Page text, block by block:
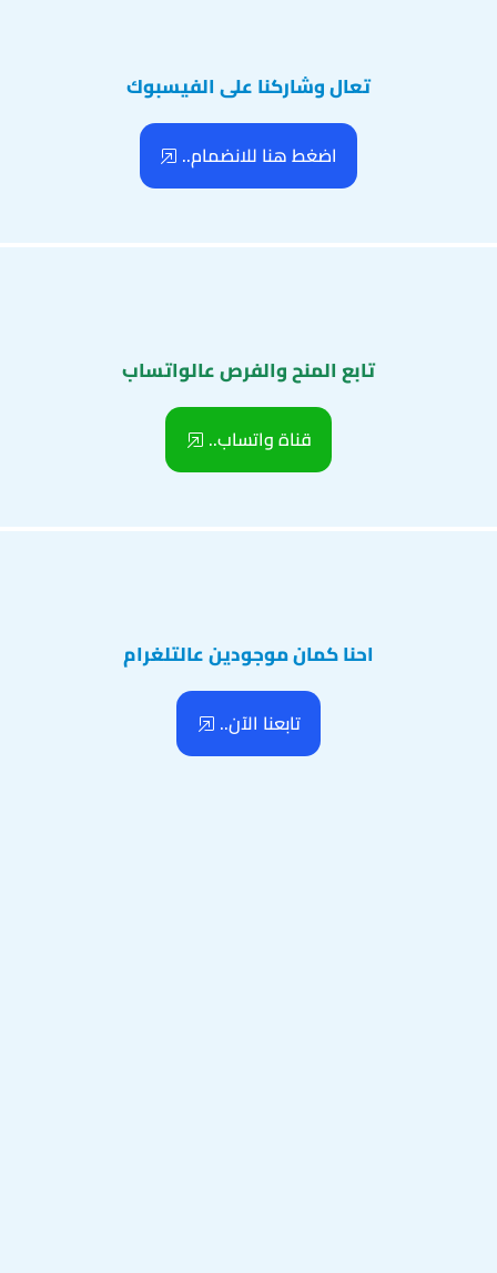
تعال وشاركنا على الفيسبوك
اضغط هنا للانضمام..
تابع المنح والفرص عالواتساب
قناة واتساب..
احنا كمان موجودين عالتلغرام
تابعنا الآن..